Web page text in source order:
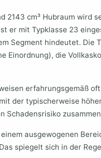
2143 cm³ Hubraum wird
er mit Typklasse 23
Segment hindeutet. Die
Einordnung), die
erfahrungsgemäß
der typischerweise
Schadensrisiko
ausgewogenen
spiegelt sich in der